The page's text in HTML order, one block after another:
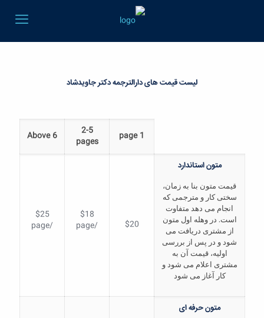
لیست قیمت های دارالترجمه دکتر جاویدشاد
1 page
2-5
pages
Above 6
متون استاندارد
قیمت متون بنا به زمان،
سختی کار و مترجمی که
انجام می دهد متفاوت
است. در وهله اول متون
از مشتری دریافت می
شود و در پس از بررسی
اولیه، قیمت آن به
مشتری اعلام می شود و
کار آغاز می شود
$20
$18
/page
$25
/page
متون حرفه ای